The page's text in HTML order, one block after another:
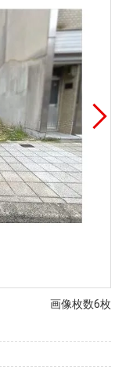
画像枚数6枚